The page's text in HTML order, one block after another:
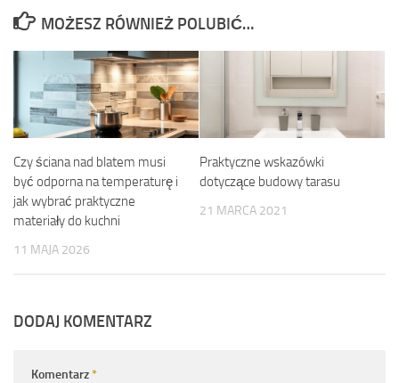
MOŻESZ RÓWNIEŻ POLUBIĆ…
Czy ściana nad blatem musi
być odporna na temperaturę i
jak wybrać praktyczne
materiały do kuchni
11 MAJA 2026
Praktyczne wskazówki
dotyczące budowy tarasu
21 MARCA 2021
DODAJ KOMENTARZ
Komentarz*